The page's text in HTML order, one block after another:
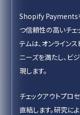
Shopify Payments
つ信頼性の高いチェ
テムは、オンライン
ニーズを満たし、
現します。
チェックアウトプロ
直結します。研究に